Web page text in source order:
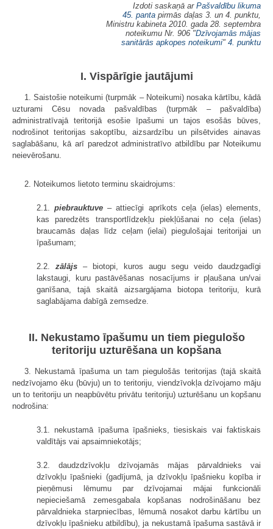
Izdoti saskaņā ar Pašvaldību likuma
45. panta pirmās daļas 3. un 4. punktu,
Ministru kabineta 2010. gada 28. septembra
noteikumu Nr. 906 "Dzīvojamās mājas
sanitārās apkopes noteikumi" 4. punktu
I. Vispārīgie jautājumi
1. Saistošie noteikumi (turpmāk – Noteikumi) nosaka kārtību, kādā
uzturami Cēsu novada pašvaldības (turpmāk – pašvaldība)
administratīvajā teritorijā esošie īpašumi un tajos esošās būves,
nodrošinot teritorijas sakoptību, aizsardzību un pilsētvides ainavas
saglabāšanu, kā arī paredzot administratīvo atbildību par Noteikumu
neievērošanu.
2. Noteikumos lietoto terminu skaidrojums:
2.1.piebrauktuve – attiecīgi aprīkots ceļa (ielas) elements,
kas paredzēts transportlīdzekļu piekļūšanai no ceļa (ielas)
braucamās daļas līdz ceļam (ielai) piegulošajai teritorijai un
īpašumam;
2.2. zālājs – biotopi, kuros augu segu veido daudzgadīgi
lakstaugi, kuru pastāvēšanas nosacījums ir pļaušana un/vai
ganīšana, tajā skaitā aizsargājama biotopa teritoriju, kurā
saglabājama dabīgā zemsedze.
II. Nekustamo īpašumu un tiem piegulošo
teritoriju uzturēšana un kopšana
3. Nekustamā īpašuma un tam piegulošās teritorijas (tajā skaitā
nedzīvojamo ēku (būvju) un to teritoriju, viendzīvokļa dzīvojamo māju
un to teritoriju un neapbūvētu privātu teritoriju) uzturēšanu un kopšanu
nodrošina:
3.1. nekustamā īpašuma īpašnieks, tiesiskais vai faktiskais
valdītājs vai apsaimniekotājs;
3.2. daudzdzīvokļu dzīvojamās mājas pārvaldnieks vai
dzīvokļu īpašnieki (gadījumā, ja dzīvokļu īpašnieku kopība ir
pieņēmusi lēmumu par dzīvojamai mājai funkcionāli
nepieciešamā zemesgabala kopšanas nodrošināšanu bez
pārvaldnieka starpniecības, lēmumā nosakot darbu kārtību un
dzīvokļu īpašnieku atbildību), ja nekustamā īpašuma sastāvā ir